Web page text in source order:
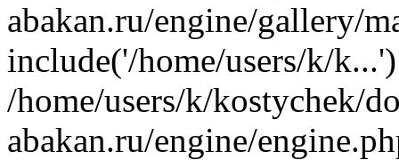
abakan.ru/engine/gallery/
include('/home/users/k/
/home/users/k/kostychek/
abakan.ru/engine/